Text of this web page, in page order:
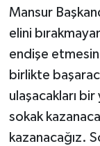
Mansur
elini
endişe
birlikte
ulaşacakları
sokak
kazanacağız.